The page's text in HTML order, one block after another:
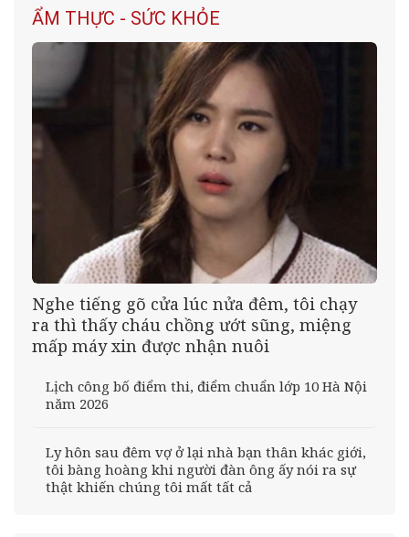
ẨM THỰC - SỨC KHỎE
Nghe tiếng gõ cửa lúc nửa đêm, tôi chạy
ra thì thấy cháu chồng ướt sũng, miệng
mấp máy xin được nhận nuôi
Lịch công bố điểm thi, điểm chuẩn lớp 10 Hà Nội
năm 2026
Ly hôn sau đêm vợ ở lại nhà bạn thân khác giới,
tôi bàng hoàng khi người đàn ông ấy nói ra sự
thật khiến chúng tôi mất tất cả